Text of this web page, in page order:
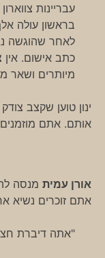
עבריינות
בראשון עולה
לאחר שהוגשה
כתב אישום.
מיותרים ושאר
ינון טוען שקצב
אותם. אתם
אורן עמית מנסה
אתם זוכרים נשיא
"אתה דיברת